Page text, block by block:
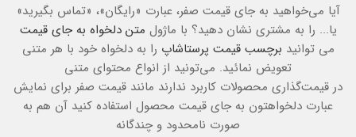
آیا می‌خواهید به جای قیمت صفر، عبارت «رایگان»، «تماس بگیرید»
یا... را به مشتری نشان دهید؟ با ماژول متن دلخواه به جای قیمت
می توانید برچسب قیمت پرستاشاپ را به دلخواه خود با هر متنی
تعویض نمائید. می‌تونید از انواع محتوای متنی
در قیمت‌گذاری محصولات کاربرد ندارند مانند قیمت صفر برای نمایش
عبارت دلخواهتون به جای قیمت محصول استفاده کنید آن هم به
صورت نامحدود و چندگانه